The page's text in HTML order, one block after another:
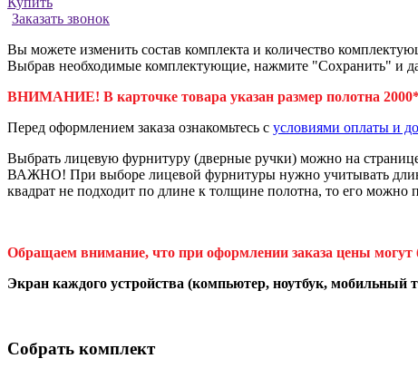
Заказать звонок
Вы можете изменить состав комплекта и количество
Выбрав необходимые комплектующие, нажмите "Сохранить" и
ВНИМАНИЕ! В карточке товара указан размер полотна
Перед оформлением заказа ознакомьтесь с условиями оплаты и
Выбрать лицевую фурнитуру (дверные ручки) можно на
ВАЖНО! При выборе лицевой фурнитуры нужно учитывать
квадрат не подходит по длине к толщине полотна, то его можно
Обращаем внимание, что при оформлении заказа цены
Экран каждого устройства (компьютер, ноутбук, мобильный
Собрать комплект